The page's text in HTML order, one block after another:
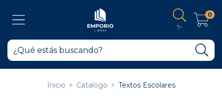
✨
0
Inicio > Catalogo > Textos Escolares